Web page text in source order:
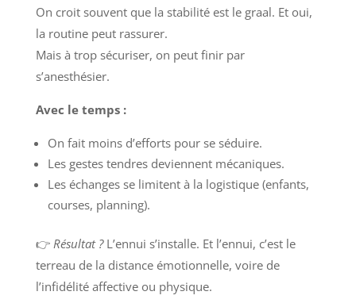
On croit souvent que la stabilité est le graal. Et oui,
la routine peut rassurer.
Mais à trop sécuriser, on peut finir par
s’anesthésier.
Avec le temps :
On fait moins d’efforts pour se séduire.
Les gestes tendres deviennent mécaniques.
Les échanges se limitent à la logistique (enfants,
courses, planning).
👉 Résultat ?L’ennui s’installe. Et l’ennui, c’est le
terreau de la distance émotionnelle, voire de
l’infidélité affective ou physique.